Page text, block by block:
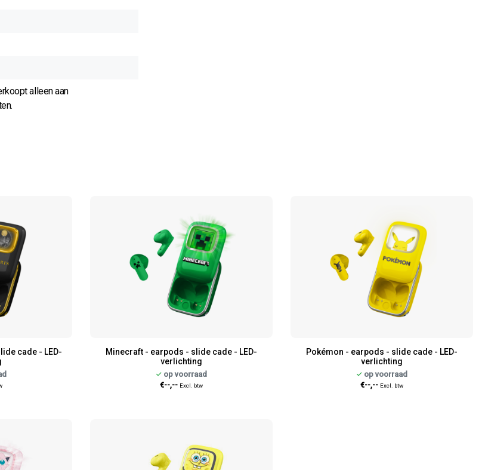
alleen aan
cade - LED-
Minecraft - earpods - slide cade - LED-
verlichting
op voorraad
€--,-- Excl. btw
Pokémon - earpods - slide cade - LED-
verlichting
op voorraad
€--,-- Excl. btw